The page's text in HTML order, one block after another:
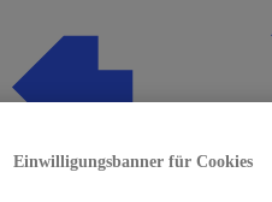
Einwilligungsbanner für Cookies